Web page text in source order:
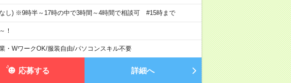
し) ※9時半～17時の中で3時間～4時間で相談可 #15時まで
！
・WワークOK/服装自由/パソコンスキル不要
応募する 詳細へ